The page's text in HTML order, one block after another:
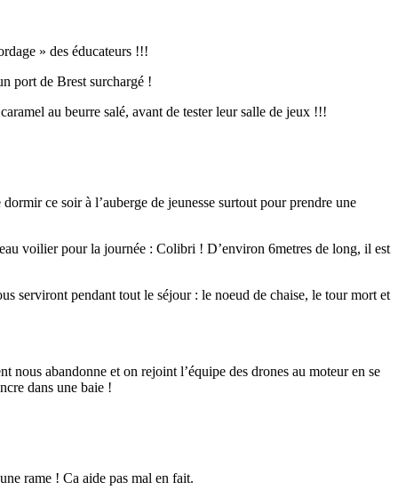
» des éducateurs !!!
port de Brest surchargé !
au beurre salé, avant de tester leur salle de jeux !!!
ce soir à l’auberge de jeunesse surtout pour prendre une
voilier pour la journée : Colibri ! D’environ 6metres de long, il est
serviront pendant tout le séjour : le noeud de chaise, le tour mort et
abandonne et on rejoint l’équipe des drones au moteur en se
dans une baie !
rame ! Ca aide pas mal en fait.